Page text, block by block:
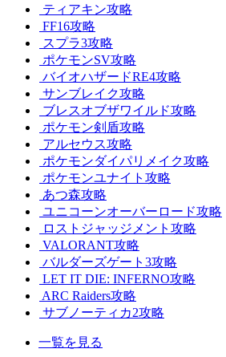
ティアキン攻略
FF16攻略
スプラ3攻略
ポケモンSV攻略
バイオハザードRE4攻略
サンブレイク攻略
ブレスオブザワイルド攻略
ポケモン剣盾攻略
アルセウス攻略
ポケモンダイパリメイク攻略
ポケモンユナイト攻略
あつ森攻略
ユニコーンオーバーロード攻略
ロストジャッジメント攻略
VALORANT攻略
バルダーズゲート3攻略
LET IT DIE: INFERNO攻略
ARC Raiders攻略
サブノーティカ2攻略
一覧を見る